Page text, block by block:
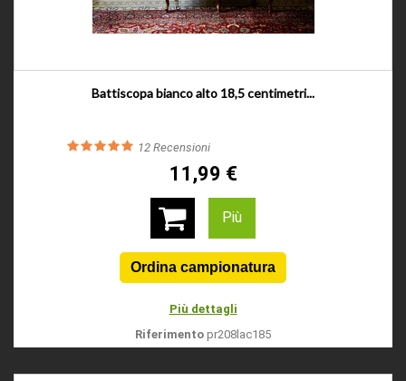
Battiscopa bianco alto 18,5 centimetri...
12 Recensioni
11,99 €
Più
Più dettagli
Riferimento pr208lac185